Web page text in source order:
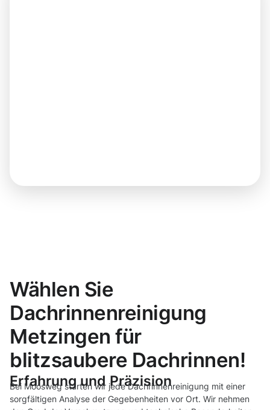
Wählen Sie
Dachrinnenreinigung
Metzingen für
blitzsaubere Dachrinnen!
Erfahrung und Präzision
Bei Moosweg starten wir jede Dachrinnenreinigung mit einer
sorgfältigen Analyse der Gegebenheiten vor Ort. Wir nehmen